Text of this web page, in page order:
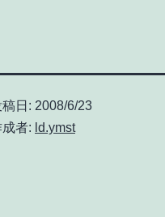
日: 2008/6/23
者: ld.ymst